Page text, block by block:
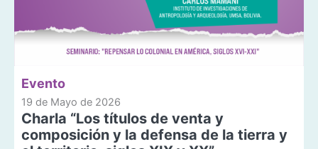
Evento
19 de Mayo de 2026
Charla “Los títulos de venta y
composición y la defensa de la tierra y